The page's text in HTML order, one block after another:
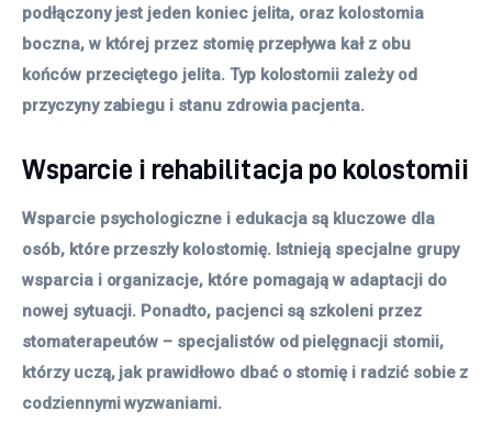
podłączony jest jeden koniec jelita, oraz kolostomia
boczna, w której przez stomię przepływa kał z obu
końców przeciętego jelita. Typ kolostomii zależy od
przyczyny zabiegu i stanu zdrowia pacjenta.
Wsparcie i rehabilitacja po kolostomii
Wsparcie psychologiczne i edukacja są kluczowe dla
osób, które przeszły kolostomię. Istnieją specjalne grupy
wsparcia i organizacje, które pomagają w adaptacji do
nowej sytuacji. Ponadto, pacjenci są szkoleni przez
stomaterapeutów – specjalistów od pielęgnacji stomii,
którzy uczą, jak prawidłowo dbać o stomię i radzić sobie z
codziennymi wyzwaniami.